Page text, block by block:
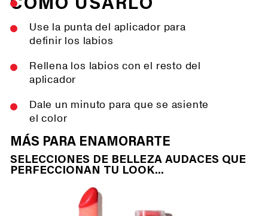
CÓMO USARLO
Use la punta del aplicador para
definir los labios
Rellena los labios con el resto del
aplicador
Dale un minuto para que se asiente
el color
MÁS PARA ENAMORARTE
SELECCIONES DE BELLEZA AUDACES QUE
PERFECCIONAN TU LOOK...